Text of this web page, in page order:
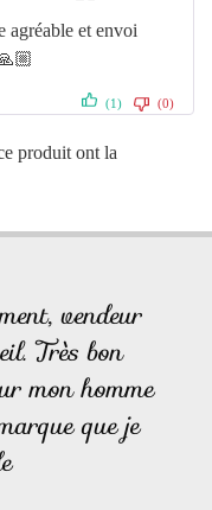
agréable et envoi
(1) (0)
produit ont la
vendeur
Très bon
mon homme
que je